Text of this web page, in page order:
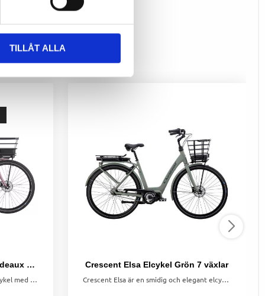
TILLÅT ALLA
Crescent Elody Elcykel Bordeaux 5 växlar
Bekväm och fullt utrustad city-elcykel med lågt insteg, 500 Wh batteri och tyst Shimano EP5-motor.
Crescent Elsa Elcykel Grön 7 växlar
Crescent Elsa är en smidig och elegant elcykel med centermotor, 7 växlar och ett batteri på 400 Wh. Perfekt för vardagens alla resor!